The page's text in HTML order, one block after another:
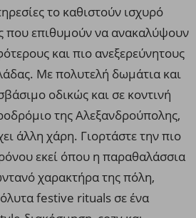
το καθιστούν ισχυρό
που επιθυμούν να ανακαλύψουν
και πιο ανεξερεύνητους
Με πολυτελή δωμάτια και
οδικώς και σε κοντινή
της Αλεξανδρούπολης,
άλλη χάρη. Γιορτάστε την πιο
εκεί όπου η παραθαλάσσια
χαρακτήρα της πόλη,
festive rituals σε ένα